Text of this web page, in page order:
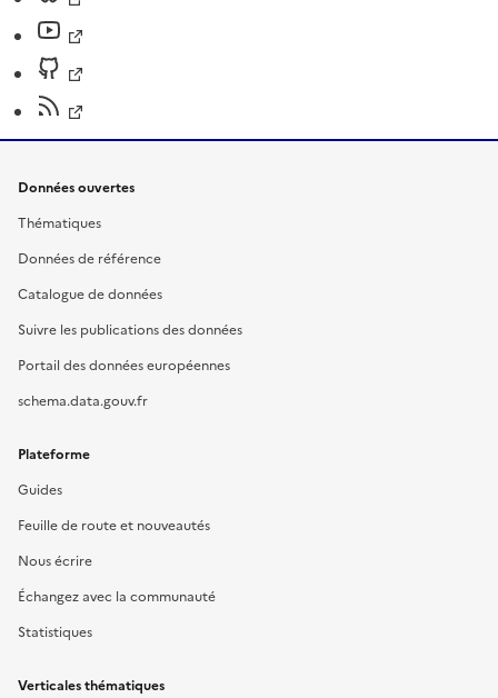
Données ouvertes
Thématiques
Données de référence
Catalogue de données
Suivre les publications des données
Portail des données européennes
schema.data.gouv.fr
Plateforme
Guides
Feuille de route et nouveautés
Nous écrire
Échangez avec la communauté
Statistiques
Verticales thématiques